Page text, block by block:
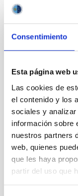
Consentimiento
Esta página web
Las cookies de
el contenido y los
sociales y
información sobre
nuestros partners
web, quienes
que les haya
partir del uso que
STATE
RESOLVED
REQUIRED
HIGHER
PROMOTION
PS-2025-
ANEXO III